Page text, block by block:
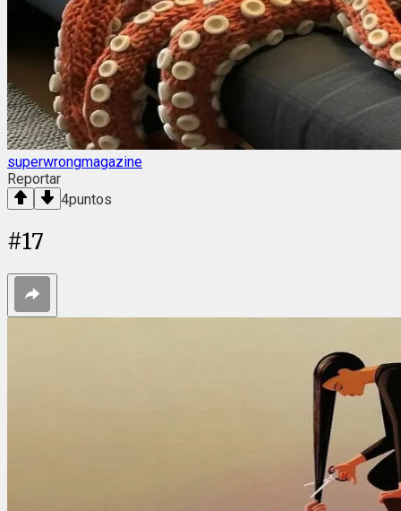
superwrongmagazine
Reportar
4puntos
#17